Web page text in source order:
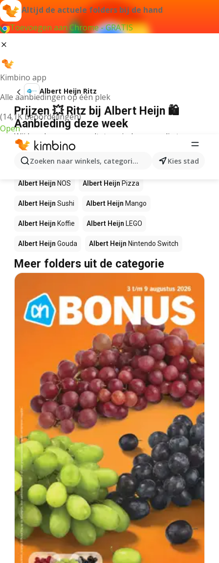
Altijd de actuele folders bij de hand
Toevoegen aan Chrome - GRATIS
Kimbino app
Alle aanbiedingen op één plek
(14,1K beoordelingen)
Open
Zoeken naar winkels, categorieën, producten...
Kies stad
Albert Heijn Ritz
Prijzen 💥 Ritz bij Albert Heijn 🛍️
Aanbieding deze week
Wij konden geen resultaten vinden voor die term.
Andere producten in winkels Albert
Heijn
Albert Heijn NOS Albert Heijn Pizza
Albert Heijn Sushi Albert Heijn Mango
Albert Heijn Koffie Albert Heijn LEGO
Albert Heijn Gouda Albert Heijn Nintendo Switch
Meer folders uit de categorie